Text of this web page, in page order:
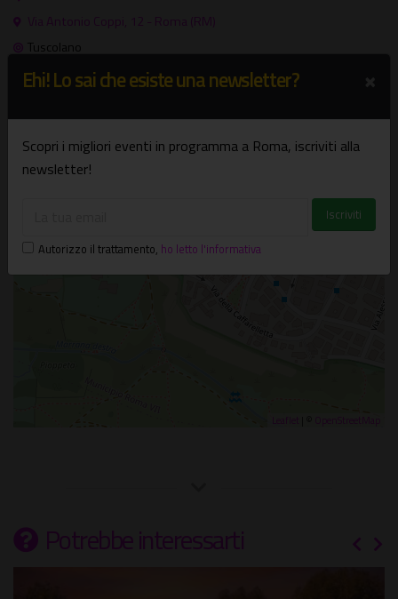
Via Antonio Coppi, 12 - Roma (RM)
Tuscolano
−
Potrebbe interessarti
Ehi! Lo sai che esiste una newsletter?
Scopri i migliori eventi in programma a Roma, iscriviti alla
newsletter!
Autorizzo il trattamento, ho letto l'informativa